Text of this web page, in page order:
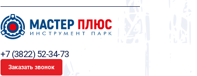
+7 (3822) 52-34-73
Заказать звонок